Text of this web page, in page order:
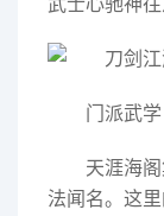
门派武学
天涯海
法闻名。这